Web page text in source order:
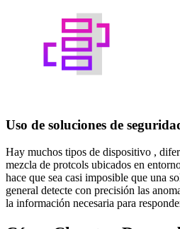
Uso de soluciones de
Hay muchos tipos de dispositivo ,
mezcla de protcols ubicados en
hace que sea casi imposible que una
general detecte con precisión las
la información necesaria para